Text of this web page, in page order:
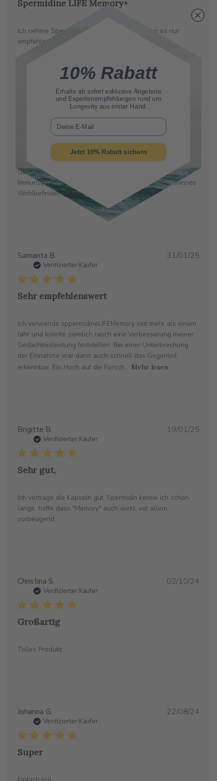
Spermidine LIFE Memory+
Ich nehme Spermidine schon länger und kann es nur
empfehlen, ich fühle mich wirklich wohler
Auswirkung
Gesamt gesehen hat es sich bewährt - agiler -
Immunsystem gestärkt - Hautbild verbessert - allgemeines
Wohlbefinden gestiegen
Samanta B.
Verifizierter Käufer
Sehr empfehlenswert
Ich verwende sppermidineLIFEMemory seit mehr als einem
Jahr und konnte ziemlich rasch eine Verbesserung meiner
Gedächtnisleistung feststellen. Bei einer Unterbrechung
der Einnahme war dann auch schnell das Gegenteil
erkennbar. Ein Hoch auf die Forsch... Mehr lesen
31/01/25
Brigitte B.
Verifizierter Käufer
Sehr gut,
Ich vertrage die Kapseln gut, Spermidin kenne ich schon
lange, hoffe dass "Memory" auch wirkt, vor allem
vorbeugend
19/01/25
Christina S.
Verifizierter Käufer
Großartig
Tolles Produkt
02/10/24
Johanna G.
Verifizierter Käufer
Super
22/08/24
10% Rabatt
Erhalte ab sofortexklusive Angebote
und Expertenempfehlungen rund um
Longevity aus erster Hand.
E-Mail
Jetzt 10% Rabatt sichern